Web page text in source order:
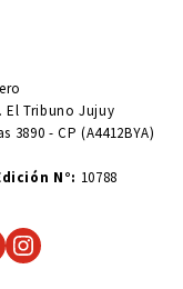
El Tribuno Jujuy
3890 - CP (A4412BYA)
N°: 10788